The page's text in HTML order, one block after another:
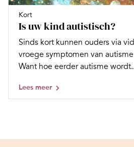
Kort
Is uw kind autistisch?
Sinds kort kunnen ouders via
vroege symptomen van
Want hoe eerder autisme
Lees meer